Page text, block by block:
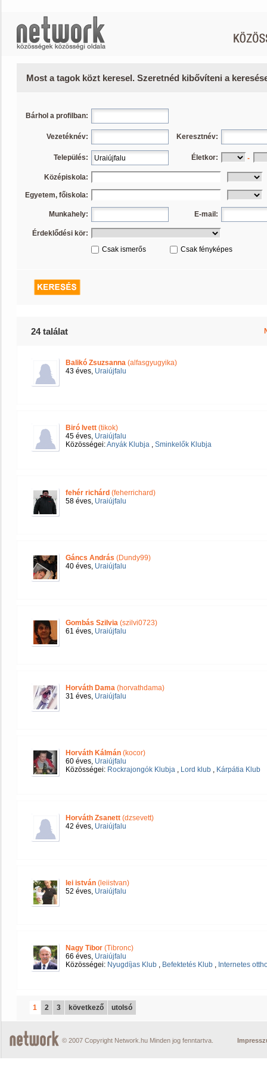
Most a tagok közt keresel. Szeretnéd kibővíteni a
Bárhol a profilban:
Vezetéknév: Keresztnév:
Település: Életkor: -
Középiskola:
Egyetem, főiskola:
Munkahely: E-mail:
Érdeklődési kör:
Csak ismerős
Csak fényképes
24 találat
Balikó Zsuzsanna (alfasgyugyika)
43 éves, Uraiújfalu
Biró Ivett (tikok)
45 éves, Uraiújfalu
Közösségei:Anyák Klubja , Sminkelők Klubja
fehér richárd (feherrichard)
58 éves, Uraiújfalu
Gáncs András (Dundy99)
40 éves, Uraiújfalu
Gombás Szilvia (szilvi0723)
61 éves, Uraiújfalu
Horváth Dama (horvathdama)
31 éves, Uraiújfalu
Horváth Kálmán (kocor)
60 éves, Uraiújfalu
Közösségei: Rockrajongók Klubja , Lord klub , Kárpátia Klub
Horváth Zsanett (dzsevett)
42 éves, Uraiújfalu
lei istván (leiistvan)
52 éves, Uraiújfalu
Nagy Tibor (Tibronc)
66 éves, Uraiújfalu
Közösségei: Nyugdíjas Klub , Befektetés Klub , Internetes
1 2 3 következő utolsó
© 2007 Copyright Network.hu Minden jog fenntartva.